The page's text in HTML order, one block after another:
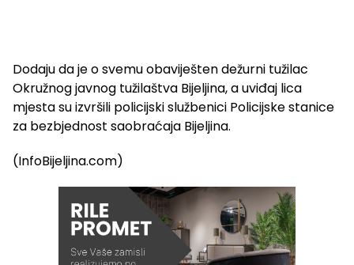
Dodaju da je o svemu obaviješten dežurni tužilac
Okružnog javnog tužilaštva Bijeljina, a uviđaj lica
mjesta su izvršili policijski službenici Policijske stanice
za bezbjednost saobraćaja Bijeljina.
(InfoBijeljina.com)